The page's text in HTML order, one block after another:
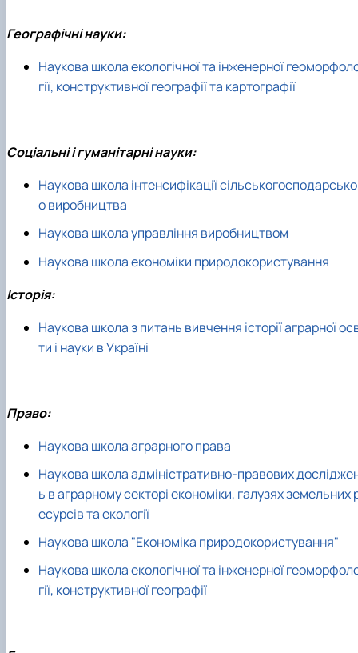
Географічні науки:
Наукова школа екологічної та інженерної
гії, конструктивної географії та картографії
Соціальні і гуманітарні науки:
Наукова школа інтенсифікації
о виробництва
Наукова школа управління виробництвом
Наукова школа економіки природокористування
Історія:
Наукова школа з питань вивчення історії аграрної
ти і науки в Україні
Право:
Наукова школа аграрного права
Наукова школа адміністративно-правових
ь в аграрному секторі економіки, галузях земельних
есурсів та екології
Наукова школа "Економіка природокористування"
Наукова школа екологічної та інженерної
гії, конструктивної географії